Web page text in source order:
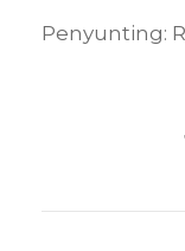
Penyunting: